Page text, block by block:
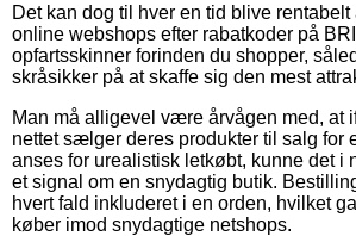
Det kan dog til hver en tid blive
online webshops efter rabatkoder på
opfartsskinner forinden du shopper,
skråsikker på at skaffe sig den mest
Man må alligevel være årvågen med, at
nettet sælger deres produkter til salg for
anses for urealistisk letkøbt, kunne det
et signal om en snydagtig butik.
hvert fald inkluderet i en orden, hvilket
køber imod snydagtige netshops.